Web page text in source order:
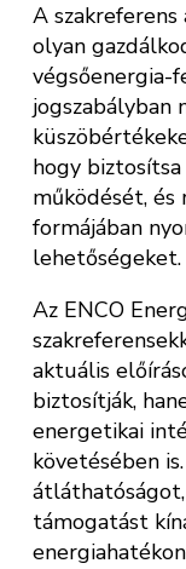
A
olyan
végsőenergia-
jogszabályban
hogy
működését, és
formájában
lehetőségeket.
Az ENCO
aktuális
biztosítják,
energetikai
követésében
támogatást